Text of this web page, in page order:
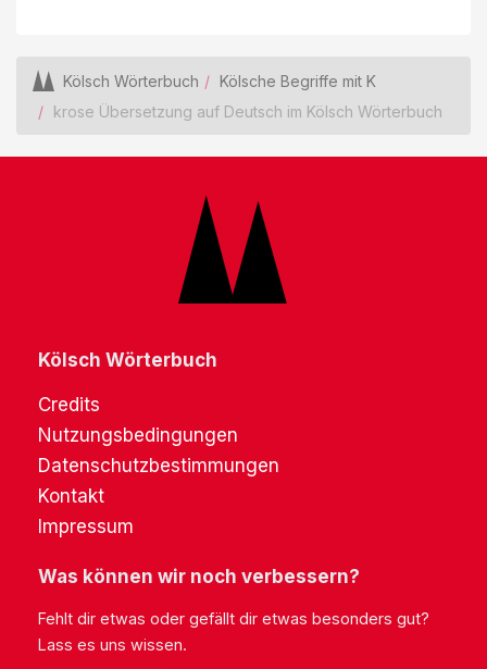
Kölsch Wörterbuch
Kölsche Begriffe mit K
krose Übersetzung auf Deutsch im Kölsch Wörterbuch
Kölsch Wörterbuch
Credits
Nutzungsbedingungen
Datenschutzbestimmungen
Kontakt
Impressum
Was können wir noch verbessern?
Fehlt dir etwas oder gefällt dir etwas besonders gut?
Lass es uns wissen.